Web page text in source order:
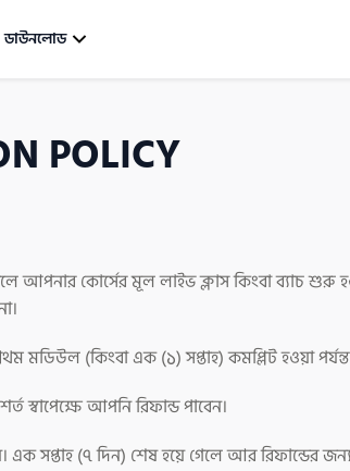
ডাউনলোড
POLICY
আপনার কোর্সের মূল লাইভ ক্লাস কিংবা ব্যাচ
মডিউল (কিংবা এক (১) সপ্তাহ) কমপ্লিট হওয়া
স্বাপেক্ষে আপনি রিফান্ড পাবেন।
এক সপ্তাহ (৭ দিন) শেষ হয়ে গেলে আর রিফান্ডের